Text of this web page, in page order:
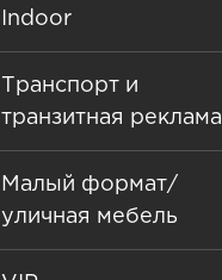
Indoor
Транспорт и
транзитная реклама
Малый формат/
уличная мебель